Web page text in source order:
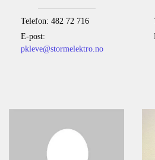
Telefon: 482 72 716
E-post:
pkleve@stormelektro.no